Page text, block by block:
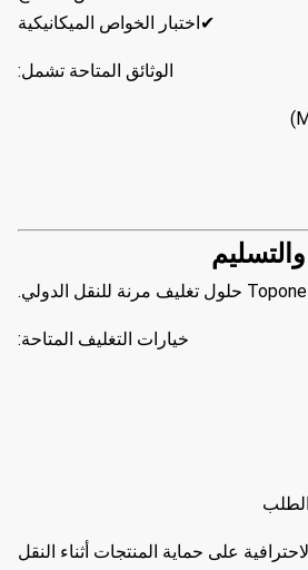
✔اختبار الخواص الميكانيكية
الوثائق المتاحة تشمل:
والتسليم
خيارات التغليف المتاحة:
على حماية المنتجات أثناء النقل